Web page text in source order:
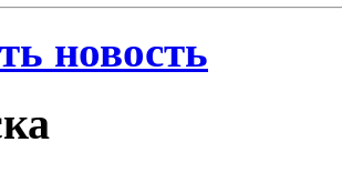
новость